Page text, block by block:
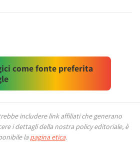
come fonte preferita
includere link affiliati che generano
i dettagli della nostra policy editoriale, è
la pagina etica.